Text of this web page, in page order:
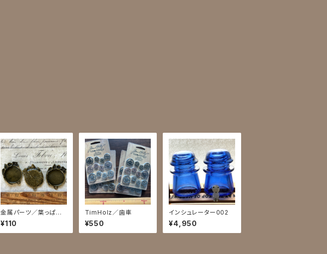
金属パーツ／葉っぱ時
計 丸カン付き
¥110
TimHolz／歯車
¥550
インシュレーター002
¥4,950